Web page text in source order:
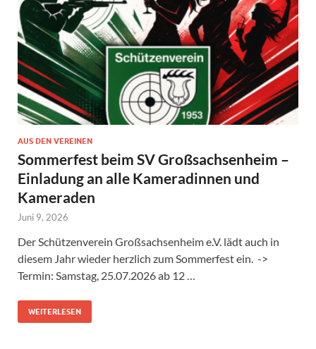
AUS DEN VEREINEN
Sommerfest beim SV Großsachsenheim –
Einladung an alle Kameradinnen und
Kameraden
Juni 9, 2026
Der Schützenverein Großsachsenheim e.V. lädt auch in
diesem Jahr wieder herzlich zum Sommerfest ein. ->
Termin: Samstag, 25.07.2026 ab 12 …
WEITERLESEN